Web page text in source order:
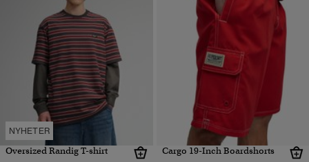
NYHETER
Oversized Randig T-shirt Cargo 19-Inch Boardshorts